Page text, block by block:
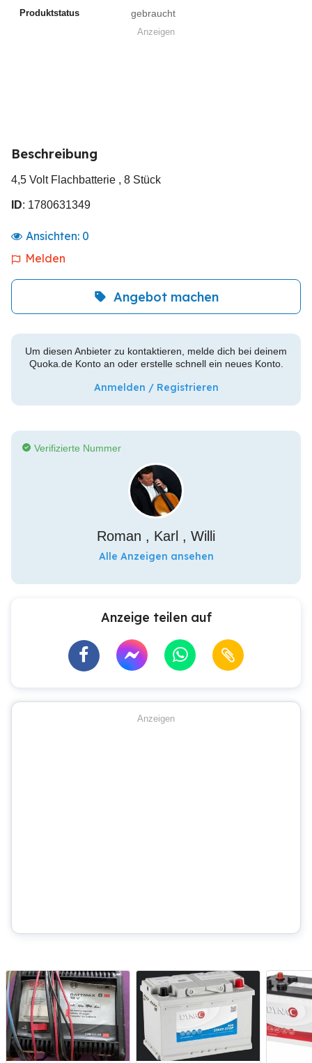
Produktstatus gebraucht
Anzeigen
Beschreibung
4,5 Volt Flachbatterie , 8 Stück
ID: 1780631349
Ansichten: 0
Melden
Angebot machen
Um diesen Anbieter zu kontaktieren, melde dich bei deinem
Quoka.de Konto an oder erstelle schnell ein neues Konto.
Anmelden / Registrieren
Verifizierte Nummer
Roman , Karl , Willi
Alle Anzeigen ansehen
Anzeige teilen auf
Anzeigen